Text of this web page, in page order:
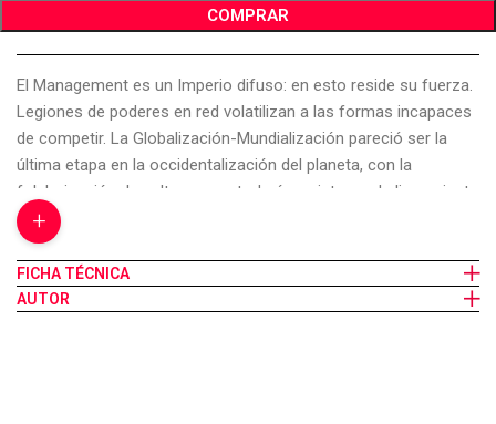
COMPRAR
El Management es un Imperio difuso: en esto reside su fuerza.
Legiones de poderes en red volatilizan a las formas incapaces
de competir. La Globalización-Mundialización pareció ser la
última etapa en la occidentalización del planeta, con la
folclorización de culturas que todavía resisten y el alineamiento
de los individuos según la maqueta euroamericana. “Pero algo
se endurece en las relaciones mundiales, algo guerrero que
desborda a la tecno-ciencia-economía y afecta a los
basamentos genealógicos, a la Tierra interior del hombre.”
+
FICHA TÉCNICA
AUTOR